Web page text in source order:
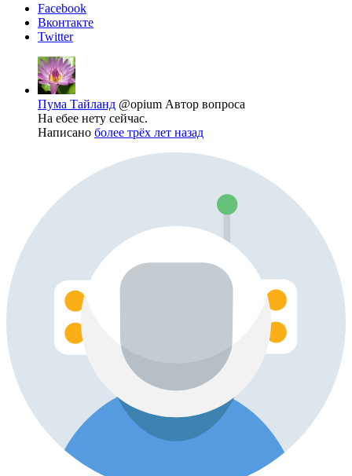
Facebook
Вконтакте
Twitter
Пума Тайланд @opium Автор вопроса
На ебее нету сейчас.
Написано более трёх лет назад